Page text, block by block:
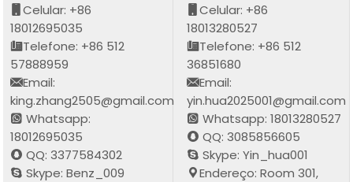
Celular: +86
18012695035
Telefone: +86 512
57888959
Email:
king.zhang2505@gmail.com
Whatsapp:
18012695035
QQ: 3377584302
Skype: Benz_009
Celular: +86
18013280527
Telefone: +86 512
36851680
Email:
yin.hua2025001@gmail.com
Whatsapp: 18013280527
QQ: 3085856605
Skype: Yin_hua001
Endereço: Room 301,